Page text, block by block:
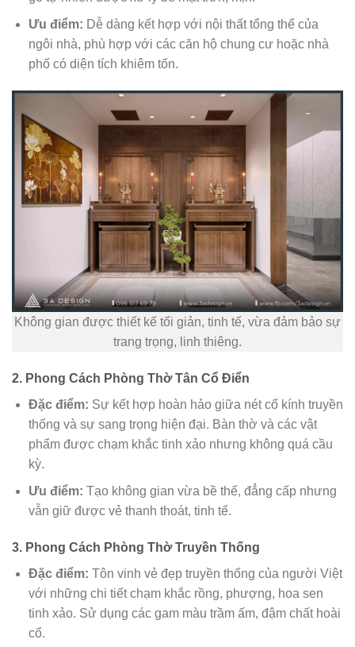
Ưu điểm: Dễ dàng kết hợp với nội thất tổng thể của
ngôi nhà, phù hợp với các căn hộ chung cư hoặc nhà
phố có diện tích khiêm tốn.
Không gian được thiết kế tối giản, tinh tế, vừa đảm bảo sự
trang trọng, linh thiêng.
2. Phong Cách Phòng Thờ Tân Cổ Điển
Đặc điểm: Sự kết hợp hoàn hảo giữa nét cổ kính truyền
thống và sự sang trọng hiện đại. Bàn thờ và các vật
phẩm được chạm khắc tinh xảo nhưng không quá cầu
kỳ.
Ưu điểm: Tạo không gian vừa bề thế, đẳng cấp nhưng
vẫn giữ được vẻ thanh thoát, tinh tế.
3. Phong Cách Phòng Thờ Truyền Thống
Đặc điểm: Tôn vinh vẻ đẹp truyền thống của người Việt
với những chi tiết chạm khắc rồng, phượng, hoa sen
tinh xảo. Sử dụng các gam màu trầm ấm, đậm chất hoài
cổ.